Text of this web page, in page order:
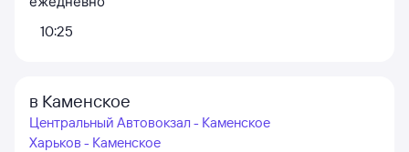
10:25
в Каменское
Центральный Автовокзал - Каменское
Харьков - Каменское